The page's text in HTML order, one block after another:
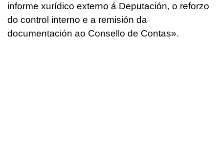
informe xurídico externo á Deputación, o reforzo
do control interno e a remisión da
documentación ao Consello de Contas».